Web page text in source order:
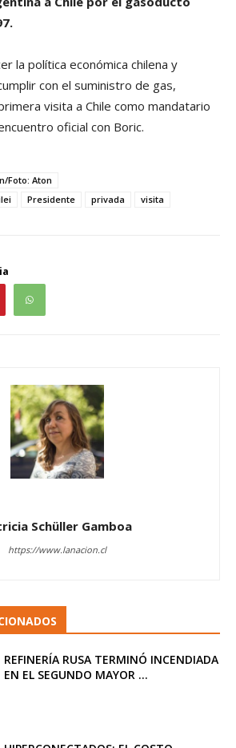
la política económica chilena y
con el suministro de gas,
visita a Chile como mandatario
oficial con Boric.
Foto: Aton
Presidente privada visita
Schüller Gamboa
https://www.lanacion.cl
REFINERÍA RUSA TERMINÓ INCENDIADA
EN EL SEGUNDO MAYOR ...